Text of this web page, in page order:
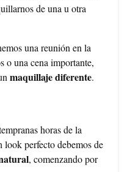
de una u otra
una reunión en la
o una cena importante,
maquillaje diferente.
horas de la
look perfecto debemos de
, comenzando por